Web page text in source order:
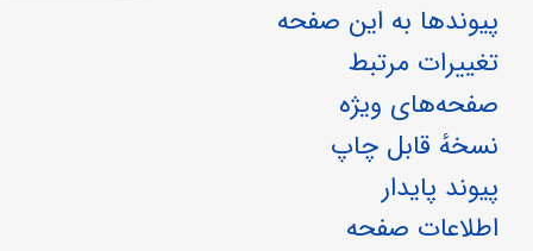
پیوندها به این صفحه
تغییرات مرتبط
صفحه‌های ویژه
نسخهٔ قابل چاپ
پیوند پایدار
اطلاعات صفحه